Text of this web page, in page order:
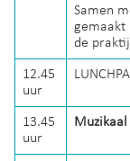
Samen
gemaakt
de
12.45
uur
13.45
uur